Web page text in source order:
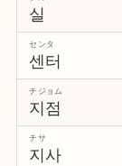
실
센터
センタ
지점
チジョム
지사
チサ